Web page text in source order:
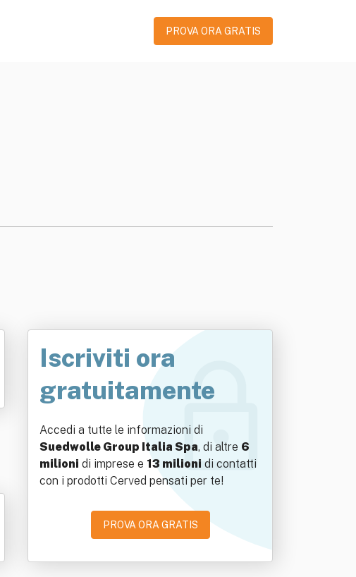
PROVA ORA GRATIS
Iscriviti ora
gratuitamente
Accedi a tutte le informazioni di
Suedwolle Group Italia Spa, di altre 6
milioni di imprese e 13 milioni di contatti
con i prodotti Cerved pensati per te!
PROVA ORA GRATIS